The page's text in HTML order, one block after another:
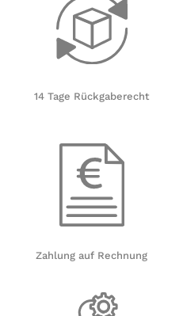
14 Tage Rückgaberecht
Zahlung auf Rechnung